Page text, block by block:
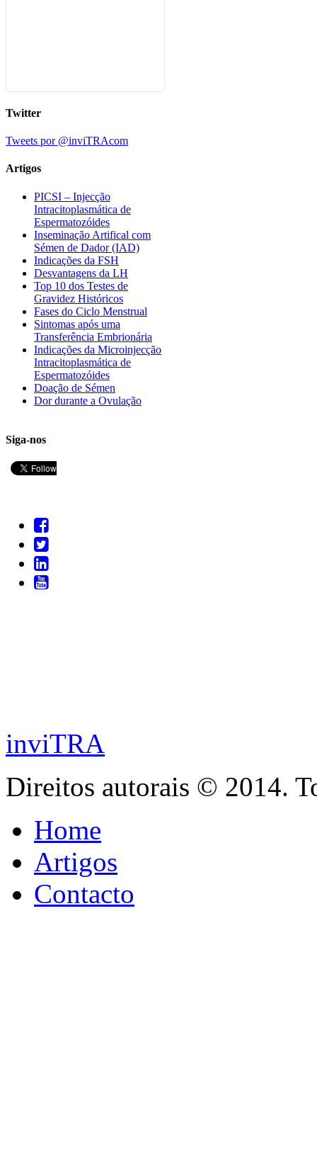
Twitter
Tweets por @inviTRAcom
Artigos
PICSI – Injecção
Intracitoplasmática de
Espermatozóides
Inseminação Artifical com
Sémen de Dador (IAD)
Indicações da FSH
Desvantagens da LH
Top 10 dos Testes de
Gravidez Históricos
Fases do Ciclo Menstrual
Sintomas após uma
Transferência Embrionária
Indicações da Microinjecção
Intracitoplasmática de
Espermatozóides
Doação de Sémen
Dor durante a Ovulação
Siga-nos
inviTRA
Direitos autorais © 2014.
Home
Artigos
Contacto